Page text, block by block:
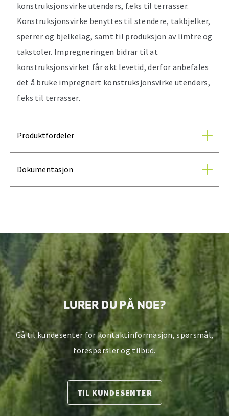
konstruksjonsvirke utendørs, f.eks til terrasser.
Konstruksjonsvirke benyttes til stendere, takbjelker,
sperrer og bjelkelag, samt til produksjon av limtre og
takstoler. Impregneringen bidrar til at
konstruksjonsvirket får økt levetid, derfor anbefales
det å bruke impregnert konstruksjonsvirke utendørs,
f.eks til terrasser.
Produktfordeler
Dokumentasjon
LURER DU PÅ NOE?
Gå til kundesenter for kontaktinformasjon, spørsmål,
forespørsler og tilbud.
TIL KUNDESENTER